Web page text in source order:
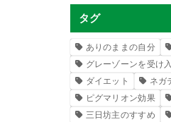
タグ
ありのままの自分
グレーゾーンを受け
ダイエット
ネガ
ピグマリオン効果
三日坊主のすすめ